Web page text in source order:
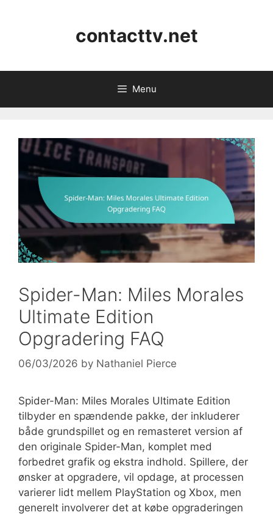
contacttv.net
Menu
Spider-Man: Miles Morales
Ultimate Edition
Opgradering FAQ
06/03/2026 by Nathaniel Pierce
Spider-Man: Miles Morales Ultimate Edition
tilbyder en spændende pakke, der inkluderer
både grundspillet og en remasteret version af
den originale Spider-Man, komplet med
forbedret grafik og ekstra indhold. Spillere, der
ønsker at opgradere, vil opdage, at processen
varierer lidt mellem PlayStation og Xbox, men
generelt involverer det at købe opgraderingen